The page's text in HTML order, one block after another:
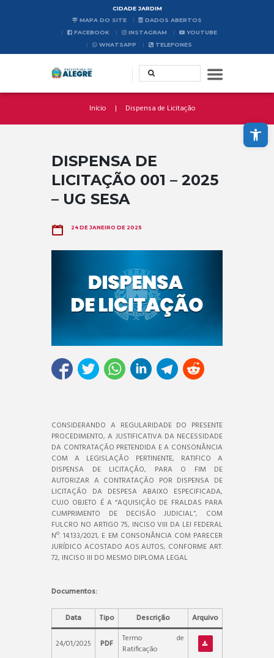
Abrir a barra de ferramentas
CIDADE JARDIM
MAPA DO SITE
DADOS ABERTOS
FACEBOOK
INSTAGRAM
YOUTUBE
WHATSAPP
TELEFONES
Início Dispensa de Licitação
DISPENSA DE
LICITAÇÃO 001 – 2025
– UG SESA
24 DE JANEIRO DE 2025
CONSIDERANDO A REGULARIDADE DO PRESENTE
PROCEDIMENTO, A JUSTIFICATIVA DA NECESSIDADE
DA CONTRATAÇÃO PRETENDIDA E A CONSONÂNCIA
COM A LEGISLAÇÃO PERTINENTE, RATIFICO A
DISPENSA DE LICITAÇÃO, PARA O FIM DE
AUTORIZAR A CONTRATAÇÃO POR DISPENSA DE
LICITAÇÃO DA DESPESA ABAIXO ESPECIFICADA,
CUJO OBJETO É A “AQUISIÇÃO DE FRALDAS PARA
CUMPRIMENTO DE DECISÃO JUDICIAL’’, COM
FULCRO NO ARTIGO 75, INCISO VIII DA LEI FEDERAL
Nº. 14.133/2021, E EM CONSONÂNCIA COM PARECER
JURÍDICO ACOSTADO AOS AUTOS, CONFORME ART.
72, INCISO III DO MESMO DIPLOMA LEGAL
Documentos:
Data Tipo Descrição Arquivo
24/01/2025 PDF
Termo de
Ratificação